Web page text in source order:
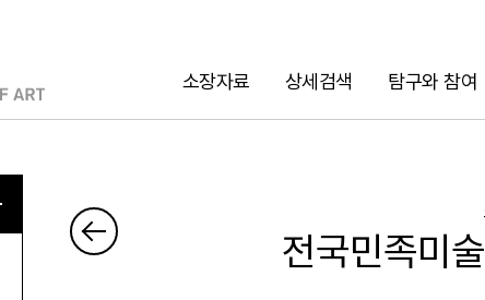
소장자료 상세검색 탐구와 참여
검색
전국민족미